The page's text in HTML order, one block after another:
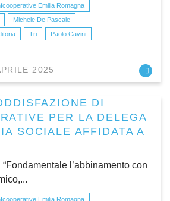
Emilia Romagna
Michele De Pascale
Tri
Paolo Cavini
2025
DI
PER LA DELEGA
SOCIALE AFFIDATA A
“Fondamentale l’abbinamento con
Emilia Romagna